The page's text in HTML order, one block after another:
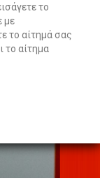
το
με
το αίτημά σας
το αίτημα